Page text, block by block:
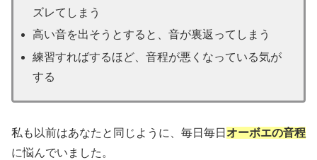
ズレてしまう
高い音を出そうとすると、音が裏返ってしまう
練習すればするほど、音程が悪くなっている気が
する
私も以前はあなたと同じように、毎日毎日 オーボエの音程
に悩んでいました。